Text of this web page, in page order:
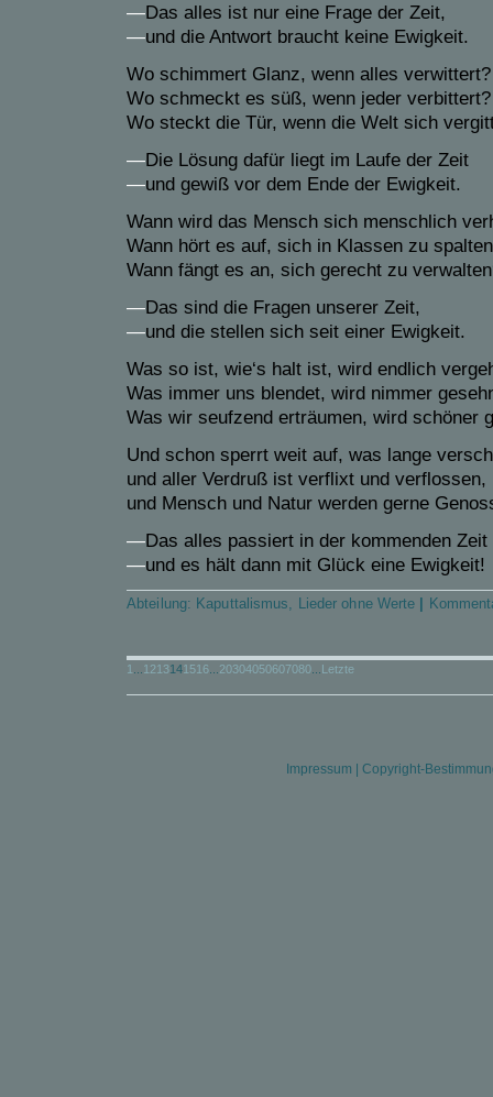
—Das alles ist nur eine Frage der Zeit,
—und die Antwort braucht keine Ewigkeit.
Wo schimmert Glanz, wenn alles verwittert?
Wo schmeckt es süß, wenn jeder verbittert?
Wo steckt die Tür, wenn die Welt sich
—Die Lösung dafür liegt im Laufe der Zeit
—und gewiß vor dem Ende der Ewigkeit.
Wann wird das Mensch sich menschlich
Wann hört es auf, sich in Klassen zu
Wann fängt es an, sich gerecht zu
—Das sind die Fragen unserer Zeit,
—und die stellen sich seit einer Ewigkeit.
Was so ist, wie‘s halt ist, wird endlich
Was immer uns blendet, wird nimmer
Was wir seufzend erträumen, wird schöner
Und schon sperrt weit auf, was lange
und aller Verdruß ist verflixt und verflossen,
und Mensch und Natur werden gerne
—Das alles passiert in der kommenden Zeit
—und es hält dann mit Glück eine Ewigkeit!
Abteilung: Kaputtalismus, Lieder ohne Werte
1 1213141516 20304050607080 Letzte
Impressum Copyright-